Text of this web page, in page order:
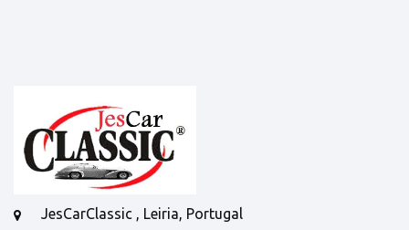
JesCarClassic , Leiria, Portugal